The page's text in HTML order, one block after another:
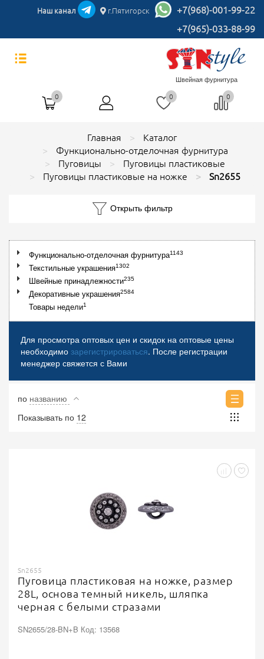
Наш канал г.Пятигорск
+7(968)-001-99-22
+7(965)-033-88-99
Швейная фурнитура
0 0 0
Главная
Каталог
Функционально-отделочная фурнитура
Пуговицы
Пуговицы пластиковые
Пуговицы пластиковые на ножке
Sn2655
Открыть фильтр
Функционально-отделочная фурнитура1143
Текстильные украшения1302
Швейные принадлежности235
Декоративные украшения2584
Товары недели1
Для просмотра оптовых цен и скидок на оптовые цены
необходимо зарегистрироваться. После регистрации
менеджер свяжется с Вами
по названию
Показывать по 12
Sn2655
Пуговица пластиковая на ножке, размер
28L, основа темный никель, шляпка
черная с белыми стразами
SN2655/28-BN+B Код: 13568